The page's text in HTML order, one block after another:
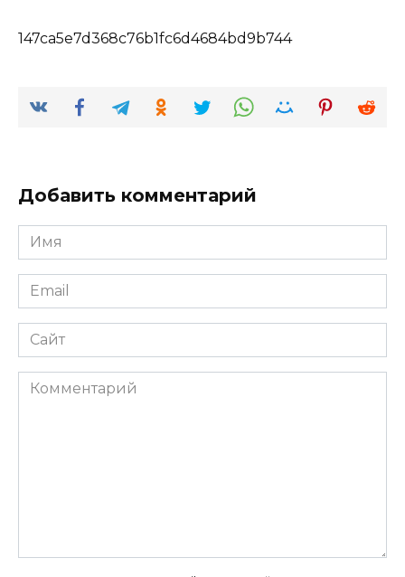
147ca5e7d368c76b1fc6d4684bd9b744
Добавить комментарий
Имя
*
Email
*
Сайт
Комментарий